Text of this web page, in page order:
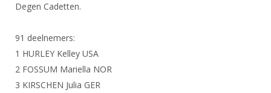
Leden van Verdiensten
Vacatures
Bondsbureau
Rolstoelschermen
Internationale Titeltoernooien
Internationale aanmeldingen
Nationale opleidingen
Internationale opleidingen
Opleidingen
Degen Cadetten.
91 deelnemers:
1 HURLEY Kelley USA
2 FOSSUM Mariella NOR
3 KIRSCHEN Julia GER